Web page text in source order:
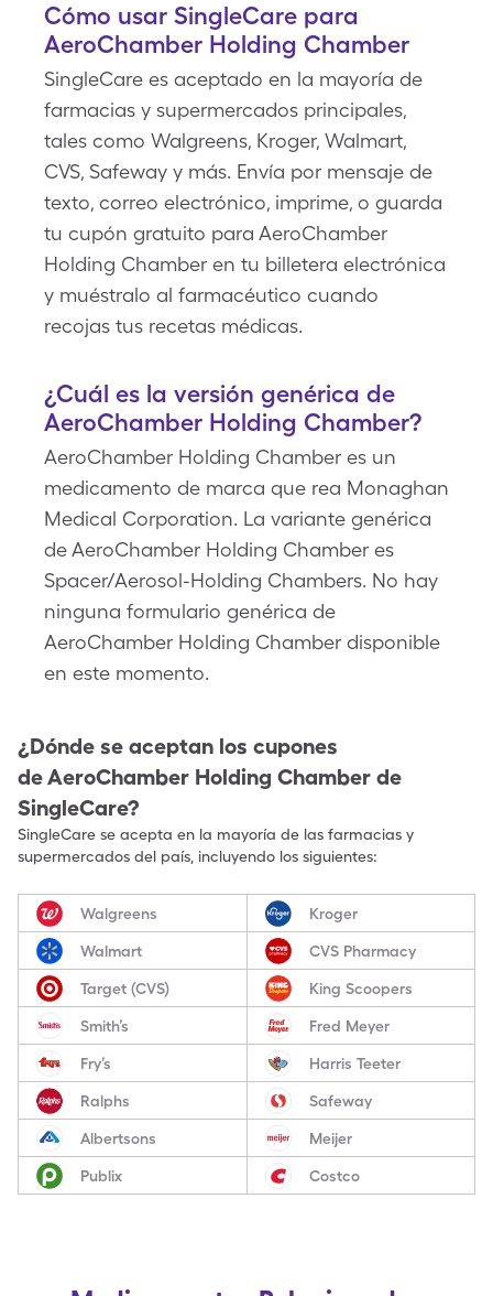
Cómo usar SingleCare para
AeroChamber Holding Chamber
SingleCare es aceptado en la mayoría de
farmacias y supermercados principales,
tales como Walgreens, Kroger, Walmart,
CVS, Safeway y más. Envía por mensaje de
texto, correo electrónico, imprime, o guarda
tu cupón gratuito para AeroChamber
Holding Chamber en tu billetera electrónica
y muéstralo al farmacéutico cuando
recojas tus recetas médicas.
¿Cuál es la versión genérica de
AeroChamber Holding Chamber?
AeroChamber Holding Chamber es un
medicamento de marca que rea Monaghan
Medical Corporation. La variante genérica
de AeroChamber Holding Chamber es
Spacer/Aerosol-Holding Chambers. No hay
ninguna formulario genérica de
AeroChamber Holding Chamber disponible
en este momento.
¿Dónde se aceptan los cupones
deAeroChamber Holding Chamber de
SingleCare?
SingleCare se acepta en la mayoría de las farmacias y
supermercados del país, incluyendo los siguientes:
Walgreens Kroger
Walmart CVS Pharmacy
Target (CVS) King Scoopers
Smith’s Fred Meyer
Fry’s Harris Teeter
Ralphs Safeway
Albertsons Meijer
Publix Costco